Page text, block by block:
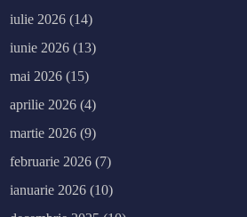
iulie 2026 (14)
iunie 2026 (13)
mai 2026 (15)
aprilie 2026 (4)
martie 2026 (9)
februarie 2026 (7)
ianuarie 2026 (10)